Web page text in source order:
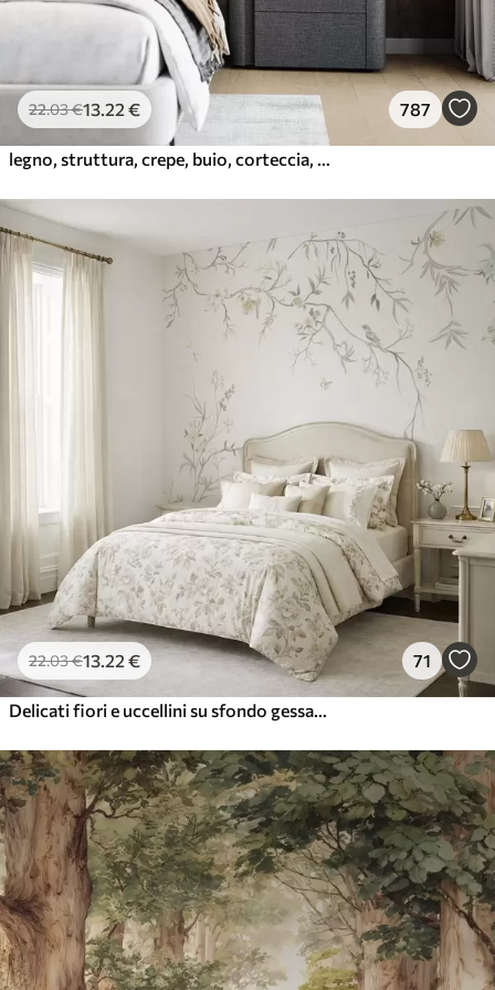
22.03€13 .22 € 787
22.03€13 .22 € 71